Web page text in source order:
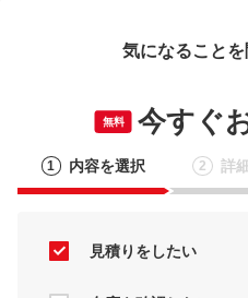
気になることを
無料 今すぐ
1 内容を選択 2 詳
見積りをしたい